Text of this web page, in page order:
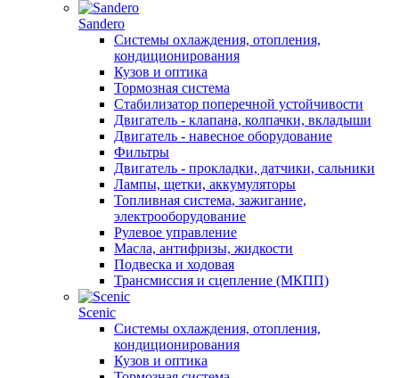
Sandero
Системы охлаждения, отопления,
кондиционирования
Кузов и оптика
Тормозная система
Стабилизатор поперечной устойчивости
Двигатель - клапана, колпачки, вкладыши
Двигатель - навесное оборудование
Фильтры
Двигатель - прокладки, датчики, сальники
Лампы, щетки, аккумуляторы
Топливная система, зажигание,
электрооборудование
Рулевое управление
Масла, антифризы, жидкости
Подвеска и ходовая
Трансмиссия и сцепление (МКПП)
Scenic
Системы охлаждения, отопления,
кондиционирования
Кузов и оптика